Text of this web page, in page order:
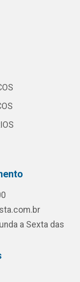
a Sexta das